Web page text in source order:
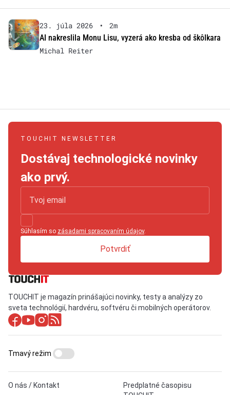
23. júla 2026 •
2m
AI nakreslila Monu Lisu, vyzerá ako kresba od škôlkara
Michal Reiter
TOUCHIT NEWSLETTER
Dostávaj technologické novinky
ako prvý.
Súhlasím so zásadami spracovaním údajov.
Potvrdiť
TOUCHIT je magazín prinášajúci novinky, testy a analýzy zo
sveta technológií, hardvéru, softvéru či mobilných operátorov.
O nás / Kontakt
Predplatné časopisu
Tmavý režim